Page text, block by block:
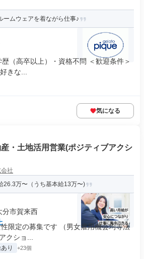
ームウェアを着ながら仕事♪
（高卒以上）・資格不問 ＜歓迎条件＞
きな...
気になる
・土地活用営業(ポジティブアクシ
社
26.3万〜（うち基本給13万〜)
分市賀来西
限定の募集です （男女雇用機会均等法
クショ...
り +23個